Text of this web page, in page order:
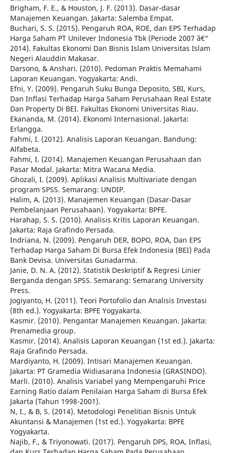
Brigham, F. E., & Houston, J. F. (2013). Dasar-dasar
Manajemen Keuangan. Jakarta: Salemba Empat.
Buchari, S. S. (2015). Pengaruh ROA, ROE, dan EPS Terhadap
Harga Saham PT Unilever Indonesia Tbk (Periode 2007 â€“
2014). Fakultas Ekonomi Dan Bisnis Islam Universitas Islam
Negeri Alauddin Makasar.
Darsono, & Anshari. (2010). Pedoman Praktis Memahami
Laporan Keuangan. Yogyakarta: Andi.
Efni, Y. (2009). Pengaruh Suku Bunga Deposito, SBI, Kurs,
Dan Inflasi Terhadap Harga Saham Perusahaan Real Estate
Dan Property Di BEI. Fakultas Ekonomi Universitas Riau.
Ekananda, M. (2014). Ekonomi Internasional. Jakarta:
Erlangga.
Fahmi, I. (2012). Analisis Laporan Keuangan. Bandung:
Alfabeta.
Fahmi, I. (2014). Manajemen Keuangan Perusahaan dan
Pasar Modal. Jakarta: Mitra Wacana Media.
Ghozali, I. (2009). Aplikasi Analisis Multivariate dengan
program SPSS. Semarang: UNDIP.
Halim, A. (2013). Manajemen Keuangan (Dasar-Dasar
Pembelanjaan Perusahaan). Yogyakarta: BPFE.
Harahap, S. S. (2010). Analisis Kritis Laporan Keuangan.
Jakarta: Raja Grafindo Persada.
Indriana, N. (2009). Pengaruh DER, BOPO, ROA, Dan EPS
Terhadap Harga Saham Di Bursa Efek Indonesia (BEI) Pada
Bank Devisa. Universitas Gunadarma.
Janie, D. N. A. (2012). Statistik Deskriptif & Regresi Linier
Berganda dengan SPSS. Semarang: Semarang University
Press.
Jogiyanto, H. (2011). Teori Portofolio dan Analisis Investasi
(8th ed.). Yogyakarta: BPFE Yogyakarta.
Kasmir. (2010). Pengantar Manajemen Keuangan. Jakarta:
Prenamedia group.
Kasmir. (2014). Analisis Laporan Keuangan (1st ed.). Jakarta:
Raja Grafindo Persada.
Mardiyanto, H. (2009). Intisari Manajemen Keuangan.
Jakarta: PT Gramedia Widiasarana Indonesia (GRASINDO).
Marli. (2010). Analisis Variabel yang Mempengaruhi Price
Earning Ratio dalam Penilaian Harga Saham di Bursa Efek
Jakarta (Tahun 1998-2001).
N, I., & B, S. (2014). Metodologi Penelitian Bisnis Untuk
Akuntansi & Manajemen (1st ed.). Yogyakarta: BPFE
Yogyakarta.
Najib, F., & Triyonowati. (2017). Pengaruh DPS, ROA, Inflasi,